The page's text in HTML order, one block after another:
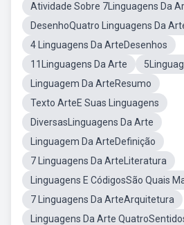
Atividade Sobre 7Linguagens Da
DesenhoQuatro Linguagens Da
4 Linguagens Da ArteDesenhos
11Linguagens Da Arte
Linguagem Da ArteResumo
Texto ArteE Suas Linguagens
DiversasLinguagens Da Arte
Linguagem Da ArteDefinição
7 Linguagens Da ArteLiteratura
Linguagens E CódigosSão Quais
7 Linguagens Da ArteArquitetura
Linguagens Da Arte